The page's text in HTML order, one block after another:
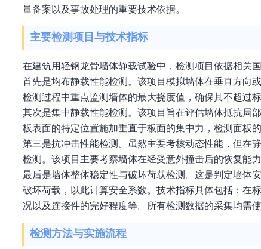
量备案以及事故处理的重要技术依据。
主要检测项目与技术指标
在建筑用轻钢龙骨墙体静载试验中，检测项目依据相关
首先是均布静载性能检测。该项目模拟墙体在垂直方向
检测过程中重点监测墙体的最大挠度值，确保其不超过
其次是集中静载性能检测。该项目旨在评估墙体抵抗局
板表面的特定位置施加垂直于板面的集中力，检测面板
第三是抗冲击性能检测。虽然主要考核动态性能，但在
检测。该项目主要考察墙体在经受意外撞击后的恢复能力
最后是墙体整体稳定性与破坏荷载检测。这是判定墙体
破坏荷载，以此计算安全系数。技术指标具体包括：在
况以及连接件的完好程度等。所有检测数据的采集均需
检测方法与实施流程